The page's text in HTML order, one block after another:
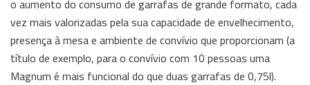
o aumento do consumo de garrafas de grande formato, cada
vez mais valorizadas pela sua capacidade de envelhecimento,
presença à mesa e ambiente de convívio que proporcionam (a
título de exemplo, para o convívio com 10 pessoas uma
Magnum é mais funcional do que duas garrafas de 0,75l).